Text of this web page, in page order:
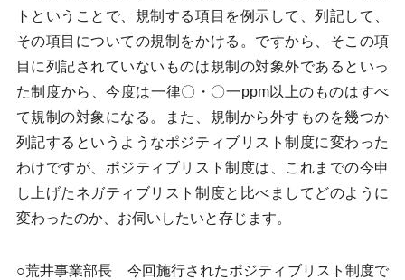
トということで、規制する項目を例示して、列記して、
その項目についての規制をかける。ですから、そこの項
目に列記されていないものは規制の対象外であるといっ
た制度から、今度は一律〇・〇一ppm以上のものはすべ
て規制の対象になる。また、規制から外すものを幾つか
列記するというようなポジティブリスト制度に変わった
わけですが、ポジティブリスト制度は、これまでの今申
し上げたネガティブリスト制度と比べましてどのように
変わったのか、お伺いしたいと存じます。
○荒井事業部長 今回施行されたポジティブリスト制度で